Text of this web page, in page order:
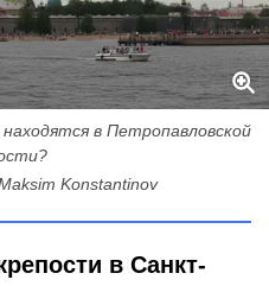
в Петропавловской
Konstantinov
в Санкт-